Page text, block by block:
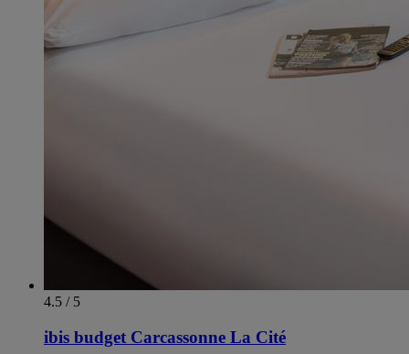
4.5 / 5
ibis budget Carcassonne La Cité